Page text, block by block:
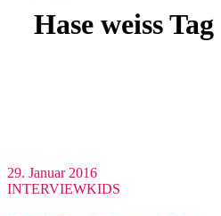
Hase weiss Tag
29. Januar 2016
INTERVIEWKIDS